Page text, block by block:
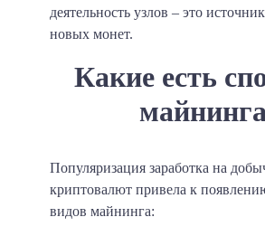
деятельность узлов – это
новых монет.
Какие есть
майнинга
Популяризация заработка на
криптовалют привела к
видов майнинга: